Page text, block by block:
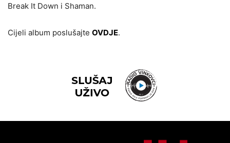
Break It Down i Shaman.
Cijeli album poslušajte OVDJE.